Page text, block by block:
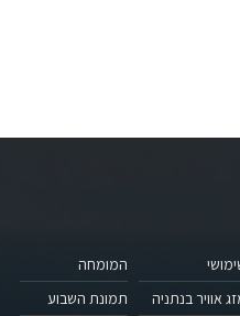
אוויר בנתניה
המומחה
תמונת השבוע